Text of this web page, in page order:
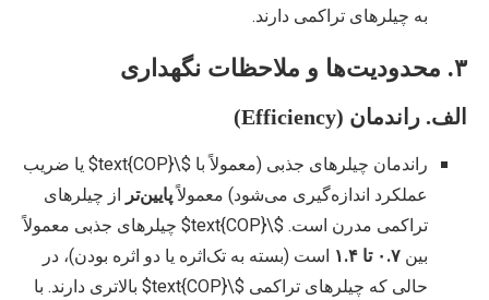
به چیلرهای تراکمی دارند.
۳. محدودیت‌ها و ملاحظات نگهداری
الف. راندمان (Efficiency)
راندمان چیلرهای جذبی (معمولاً با $\text{COP}$
یا ضریب
عملکرد اندازه‌گیری می‌شود) معمولاًپایین‌تراز چیلرهای
تراکمی مدرن است. $\text{COP}$
چیلرهای جذبی معمولاً
بین ۰.۷ تا ۱.۴
است (بسته به تک‌اثره یا دو اثره بودن)، در
حالی که چیلرهای تراکمی $\text{COP}$ بالاتری دارند. با